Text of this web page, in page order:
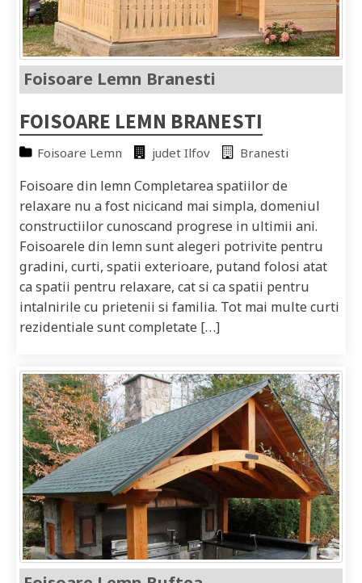
Foisoare Lemn Branesti
FOISOARE LEMN BRANESTI
Foisoare Lemn judet Ilfov Branesti
Foisoare din lemn Completarea spatiilor de
relaxare nu a fost nicicand mai simpla, domeniul
constructiilor cunoscand progrese in ultimii ani.
Foisoarele din lemn sunt alegeri potrivite pentru
gradini, curti, spatii exterioare, putand folosi atat
ca spatii pentru relaxare, cat si ca spatii pentru
intalnirile cu prietenii si familia. Tot mai multe curti
rezidentiale sunt completate […]